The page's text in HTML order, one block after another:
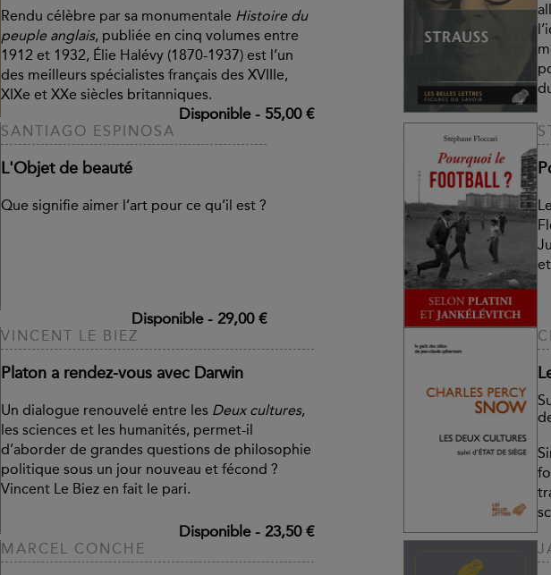
Rendu célèbre par sa monumentale Histoire du
peuple anglais, publiée en cinq volumes entre
1912 et 1932, Élie Halévy (1870-1937) est l’un
des meilleurs spécialistes français des XVIIIe,
XIXe et XXe siècles britanniques.
Disponible- 55,00 €
SANTIAGO ESPINOSA
L'Objet de beauté
Que signifie aimer l’art pour ce qu’il est ?
Disponible- 29,00 €
VINCENT LE BIEZ
Platon a rendez-vous avec Darwin
Un dialogue renouvelé entre les Deux cultures,
les sciences et les humanités, permet-il
d’aborder de grandes questions de philosophie
politique sous un jour nouveau et fécond ?
Vincent Le Biez en fait le pari.
Disponible- 23,50 €
MARCEL CONCHE